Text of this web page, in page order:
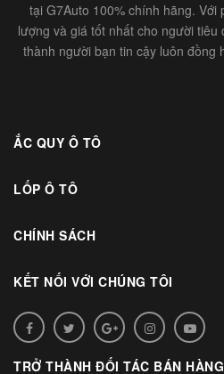
tại G7Auto 100% chính hãng. Với
lượng và giá tốt nhất cho người tiêu
thành người bạn tin cậy luôn đồng
ẮC QUY Ô TÔ
LỐP Ô TÔ
CHÍNH SÁCH
KẾT NỐI VỚI CHÚNG TÔI
TRỞ THÀNH ĐỐI TÁC BÁN HÀNG